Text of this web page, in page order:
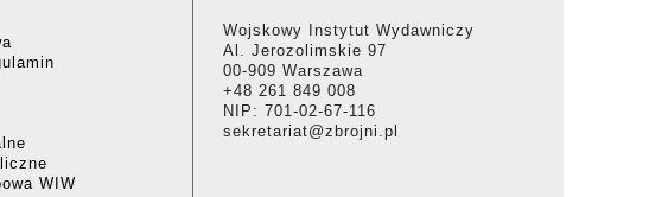
WIW
Wojskowy Instytut Wydawniczy
Al. Jerozolimskie 97
00-909 Warszawa
+48 261 849 008
NIP: 701-02-67-116
sekretariat@zbrojni.pl